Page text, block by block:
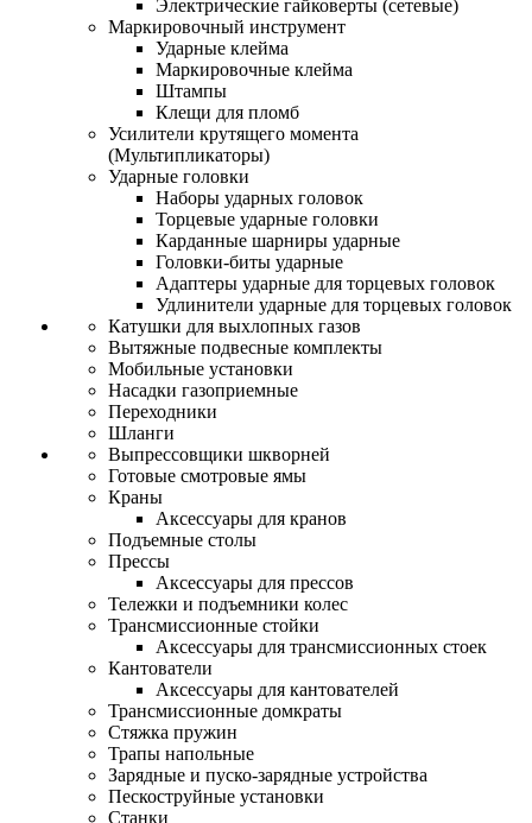
Электрические гайковерты (сетевые)
Маркировочный инструмент
Ударные клейма
Маркировочные клейма
Штампы
Клещи для пломб
Усилители крутящего момента
(Мультипликаторы)
Ударные головки
Наборы ударных головок
Торцевые ударные головки
Карданные шарниры ударные
Головки-биты ударные
Адаптеры ударные для торцевых головок
Удлинители ударные для торцевых головок
Катушки для выхлопных газов
Вытяжные подвесные комплекты
Мобильные установки
Насадки газоприемные
Переходники
Шланги
Выпрессовщики шкворней
Готовые смотровые ямы
Краны
Аксессуары для кранов
Подъемные столы
Прессы
Аксессуары для прессов
Тележки и подъемники колес
Трансмиссионные стойки
Аксессуары для трансмиссионных стоек
Кантователи
Аксессуары для кантователей
Трансмиссионные домкраты
Стяжка пружин
Трапы напольные
Зарядные и пуско-зарядные устройства
Пескоструйные установки
Станки